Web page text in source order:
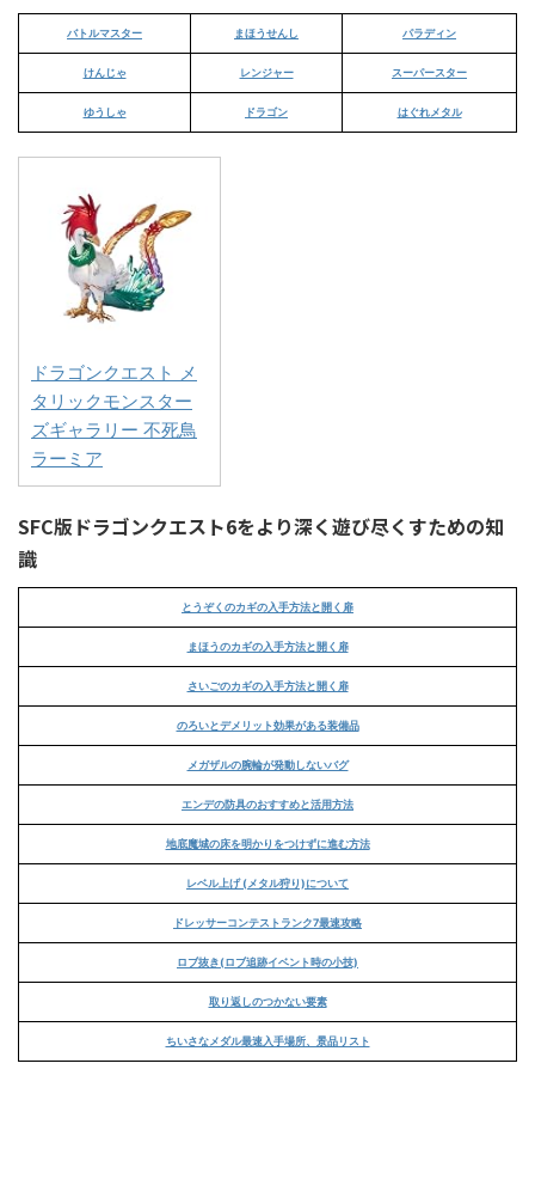
バトルマスター まほうせんし パラディン
けんじゃ レンジャー スーパースター
ゆうしゃ ドラゴン はぐれメタル
ドラゴンクエスト メ
タリックモンスター
ズギャラリー 不死鳥
ラーミア
SFC版ドラゴンクエスト6をより深く遊び尽くすための知
識
とうぞくのカギの入手方法と開く扉
まほうのカギの入手方法と開く扉
さいごのカギの入手方法と開く扉
のろいとデメリット効果がある装備品
メガザルの腕輪が発動しないバグ
エンデの防具のおすすめと活用方法
地底魔城の床を明かりをつけずに進む方法
レベル上げ (メタル狩り)について
ドレッサーコンテストランク7最速攻略
ロブ抜き(ロブ追跡イベント時の小技)
取り返しのつかない要素
ちいさなメダル最速入手場所、景品リスト